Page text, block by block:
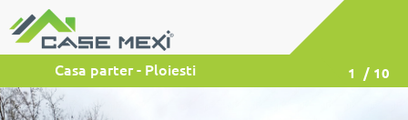
Casa parter - Ploiesti 1 / 10